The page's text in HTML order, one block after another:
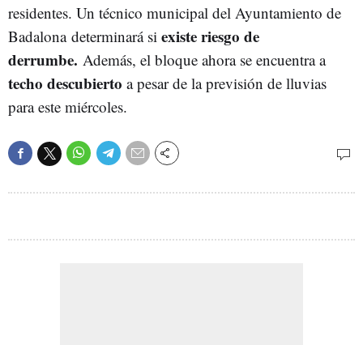
residentes. Un técnico municipal del Ayuntamiento de
Badalona determinará si existe riesgo de
derrumbe. Además, el bloque ahora se encuentra a
techo descubierto a pesar de la previsión de lluvias
para este miércoles.